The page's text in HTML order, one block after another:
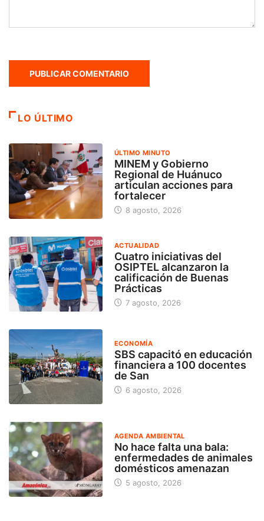
LO ÚLTIMO
ÚLTIMO MINUTO
MINEM y Gobierno
Regional de Huánuco
articulan acciones para
fortalecer
8 agosto, 2026
ACTUALIDAD
Cuatro iniciativas del
OSIPTEL alcanzaron la
calificación de Buenas
Prácticas
7 agosto, 2026
ECONOMÍA
SBS capacitó en educación
financiera a 100 docentes
de San
6 agosto, 2026
AGENDA AMBIENTAL
No hace falta una bala:
enfermedades de animales
domésticos amenazan
5 agosto, 2026